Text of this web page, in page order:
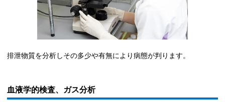
排泄物質を分析しその多少や有無により病態が判ります。
血液学的検査、ガス分析